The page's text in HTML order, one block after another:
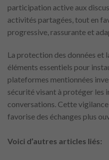
participation active aux
activités partagées, tout en
progressive, rassurante et
La protection des données et
éléments essentiels pour
plateformes mentionnées
sécurité visant à protéger les
conversations. Cette
favorise des échanges plus
Voici d’autres articles liés: